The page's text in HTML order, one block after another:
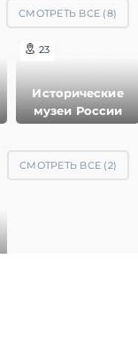
СМОТРЕТЬ ВСЕ (8)
23
Исторические
музеи России
СМОТРЕТЬ ВСЕ (2)